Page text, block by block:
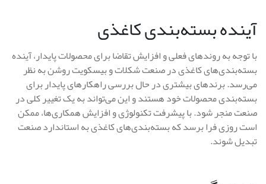
آینده بسته‌بندی کاغذی
با توجه به روندهای فعلی و افزایش تقاضا برای محصولات پایدار، آینده
بسته‌بندی‌های کاغذی در صنعت شکلات و بیسکویت روشن به نظر
می‌رسد. برندهای بیشتری در حال بررسی راهکارهای پایدار برای
بسته‌بندی محصولات خود هستند و این می‌تواند به یک تغییر کلی در
صنعت منجر شود. با پیشرفت تکنولوژی و افزایش همکاری‌ها، ممکن
است روزی فرا برسد که بسته‌بندی‌های کاغذی به استاندارد صنعت
تبدیل شوند.